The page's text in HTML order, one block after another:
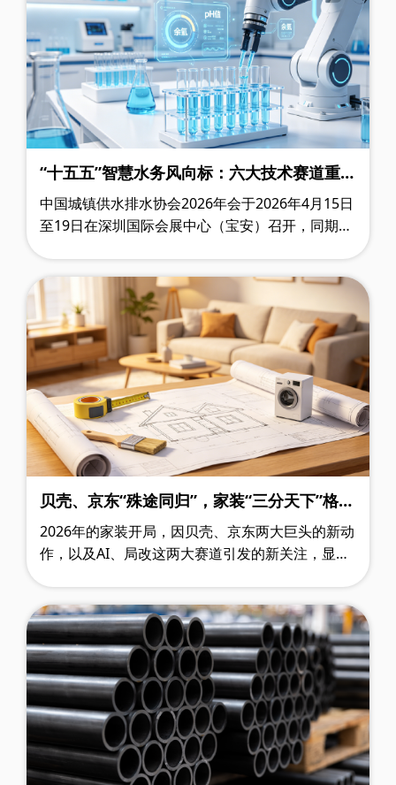
“十五五”智慧水务风向标：六大技术赛道重新
定义行业未来
中国城镇供水排水协会2026年会于2026年4月15日
至19日在深圳国际会展中心（宝安）召开，同期举
贝壳、京东“殊途同归”，家装“三分天下”格局
已现？AI+局改布局新棋局，装企如何落子？
2026年的家装开局，因贝壳、京东两大巨头的新动
作，以及AI、局改这两大赛道引发的新关注，显得